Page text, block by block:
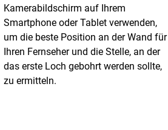
Kamerabildschirm auf Ihrem
Smartphone oder Tablet verwenden,
um die beste Position an der Wand für
Ihren Fernseher und die Stelle, an der
das erste Loch gebohrt werden sollte,
zu ermitteln.